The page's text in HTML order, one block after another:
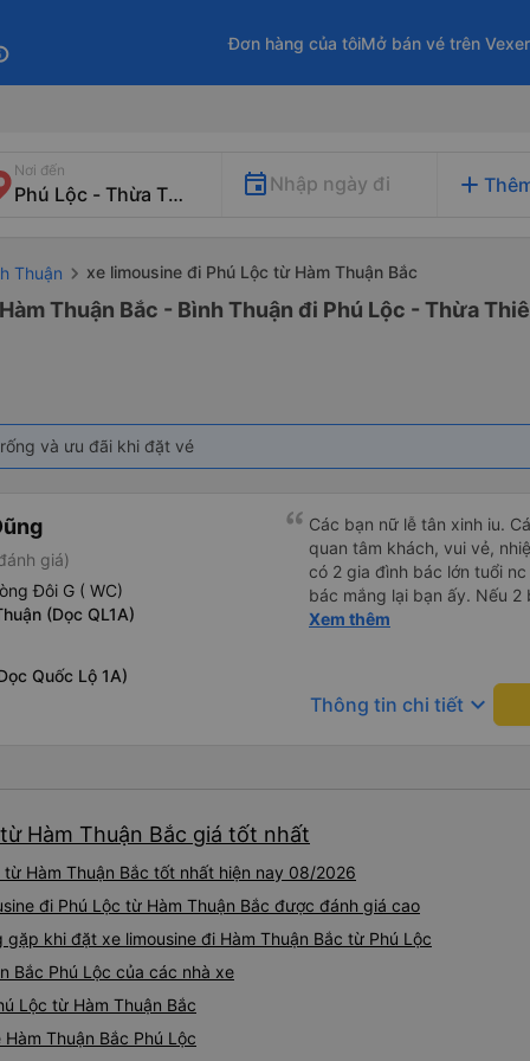
Đơn hàng của tôiMở bán vé trên
Nơi đến
Nhập ngày đi add
Thuận xe limousine đi Phú Lộc từ Hàm Thuận Bắc
Thuận Bắc - Bình Thuận đi Phú Lộc - Thừa
và ưu đãi khi đặt vé
giá)
Đôi G ( WC)
(Dọc QL1A)
Quốc Lộ 1A)
Các bạn nữ lễ tân xinh iu.
quan tâm khách, vui vẻ, nhiệt tình. Trong
có 2 gia đình bác lớn tuổi
bác mắng lại bạn ấy. Nếu 2
ngược lại nha. Bạn ấy nhắc
bị phản ánh thì đừng trừ
thì bảo bạn ấy liên hệ sđt
(một mình) yêu luôn.
Xem thêm
Thông tin chi tiết keyboard_arrow_down
Hàm Thuận Bắc giá tốt nhất
Hàm Thuận Bắc tốt nhất hiện nay 08/2026
đi Phú Lộc từ Hàm Thuận Bắc được đánh giá cao
khi đặt xe limousine đi Hàm Thuận Bắc từ Phú Lộc
Bắc Phú Lộc của các nhà xe
Lộc từ Hàm Thuận Bắc
Thuận Bắc Phú Lộc